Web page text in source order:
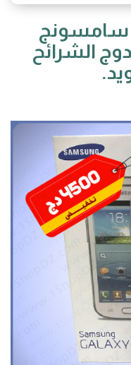
سامسونج
الشرائح